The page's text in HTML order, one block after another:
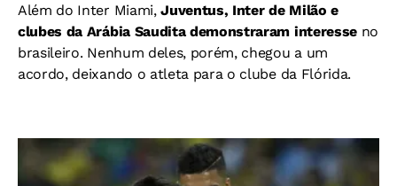
Além do Inter Miami,Juventus, Inter de Milão e
clubes da Arábia Saudita demonstraram interesse no
brasileiro. Nenhum deles, porém, chegou a um
acordo, deixando o atleta para o clube da Flórida.